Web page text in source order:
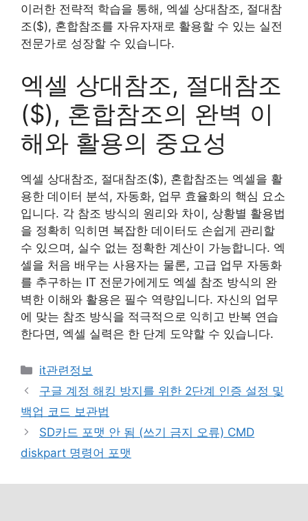
이러한 전략적 학습을 통해, 엑셀 상대참조, 절대참
조($), 혼합참조를 자유자재로 활용할 수 있는 실전
전문가로 성장할 수 있습니다.
엑셀 상대참조, 절대참조
($), 혼합참조의 완벽 이
해와 활용의 중요성
엑셀 상대참조, 절대참조($), 혼합참조는 엑셀을 활
용한 데이터 분석, 자동화, 업무 효율화의 핵심 요소
입니다. 각 참조 방식의 원리와 차이, 상황별 활용법
을 정확히 익히면 복잡한 데이터도 손쉽게 관리할
수 있으며, 실수 없는 정확한 계산이 가능합니다. 엑
셀을 처음 배우는 사용자는 물론, 고급 업무 자동화
를 추구하는 IT 전문가에게도 엑셀 참조 방식의 완
벽한 이해와 활용은 필수 역량입니다. 자신의 업무
에 맞는 참조 방식을 적극적으로 익히고 반복 연습
한다면, 엑셀 실력은 한 단계 도약할 수 있습니다.
카
테
리
it관련정보
구글 계정 해킹 방지를 위한 2단계 인증 설정 및
백업 코드 보관법
SD카드 포맷 안 됨 (쓰기 금지 오류) CMD
diskpart 명령어 포맷